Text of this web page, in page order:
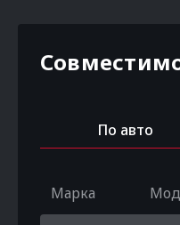
По авто
Марка